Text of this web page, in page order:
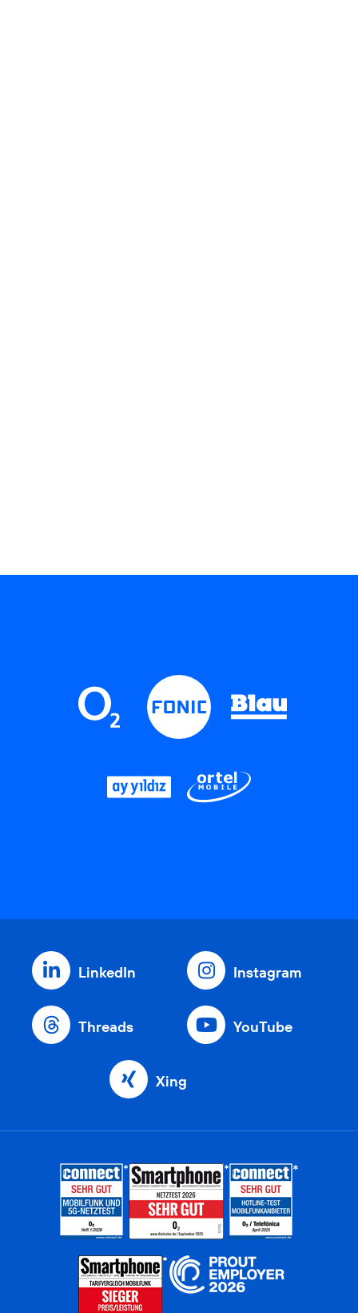
LinkedIn Instagram
Threads YouTube
Xing